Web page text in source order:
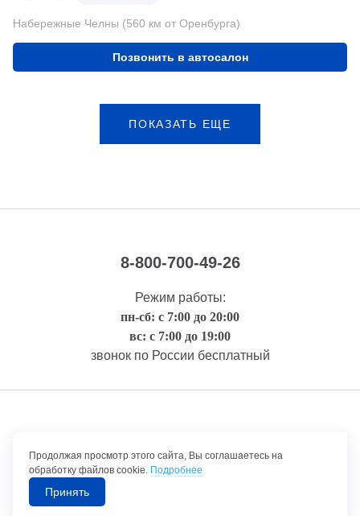
Набережные Челны (560 км от Оренбурга)
Позвонить в автосалон
ПОКАЗАТЬ ЕЩЕ
8-800-700-49-26
Режим работы:
пн-сб: с 7:00 до 20:00
вс: с 7:00 до 19:00
звонок по России бесплатный
Правовая информация
©1992-2026 ТрансТехСервис – продажа и обслуживание автомобилей.
Продолжая просмотр этого сайта, Вы соглашаетесь на
обработку файлов cookie. Подробнее
Принять